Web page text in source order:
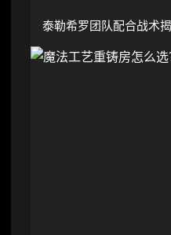
泰勒希罗团队配合战术